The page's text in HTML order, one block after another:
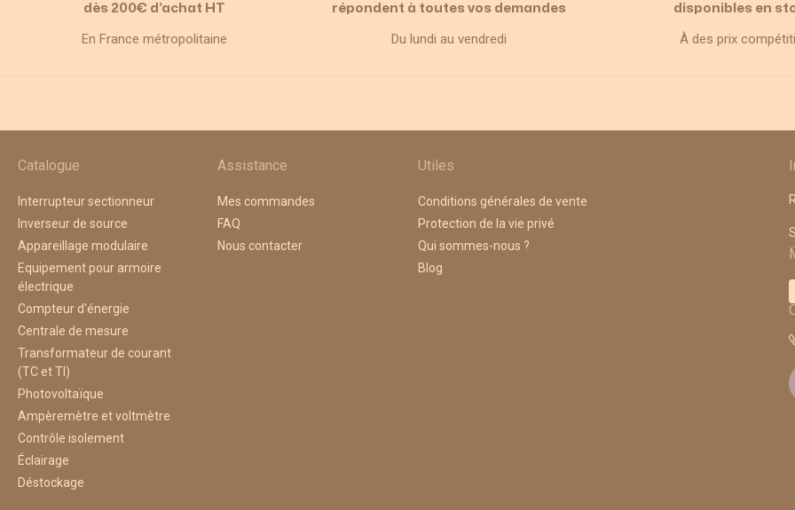
dès 200€ d’achat HT
En France métropolitaine
répondent à toutes vos demandes
Du lundi au vendredi
disponibles en
À des prix
Catalogue
Interrupteur sectionneur
Inverseur de source
Appareillage modulaire
Equipement pour armoire
électrique
Compteur d'énergie
Centrale de mesure
Transformateur de courant
(TC et TI)
Photovoltaïque
Ampèremètre et voltmètre
Contrôle isolement
Éclairage
Déstockage
Assistance
Mes commandes
FAQ
Nous contacter
Utiles
Conditions générales de vente
Protection de la vie privé
Qui sommes-nous ?
Blog